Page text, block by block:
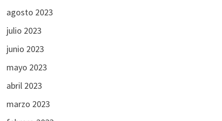
agosto 2023
julio 2023
junio 2023
mayo 2023
abril 2023
marzo 2023